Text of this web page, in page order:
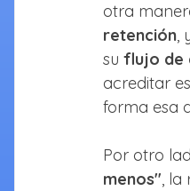
otra
retención,
su flujo de
acreditar
forma esa
Por otro
menos", la